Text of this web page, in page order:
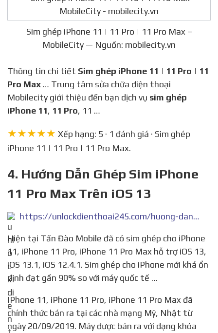
Sim ghép iPhone 11 | 11 Pro | 11 Pro Max –
MobileCity — Nguồn: mobilecity.vn
Thông tin chi tiết Sim ghép iPhone 11 | 11 Pro | 11
Pro Max … Trung tâm sửa chữa điện thoại
Mobilecity giới thiệu đến bạn dịch vụ sim ghép
iPhone 11, 11 Pro, 11 …
★★★★★ Xếp hạng: 5 · 1 đánh giá · Sim ghép
iPhone 11 | 11 Pro | 11 Pro Max.
4. Hướng Dẫn Ghép Sim iPhone
11 Pro Max Trên iOS 13
https://unlockdienthoai245.com/huong-dan-ghep-sim-iphone-11-pro-max-tren-ios-13/
Hiện tại Tấn Đào Mobile đã có sim ghép cho iPhone
11, iPhone 11 Pro, iPhone 11 Pro Max hỗ trợ iOS 13,
iOS 13.1, iOS 12.4.1. Sim ghép cho iPhone mới khá ổn
định đạt gần 90% so với máy quốc tế …
IPhone 11, iPhone 11 Pro, iPhone 11 Pro Max đã
chính thức bán ra tại các nhà mạng Mỹ, Nhật từ
ngày 20/09/2019. Máy được bán ra với dạng khóa